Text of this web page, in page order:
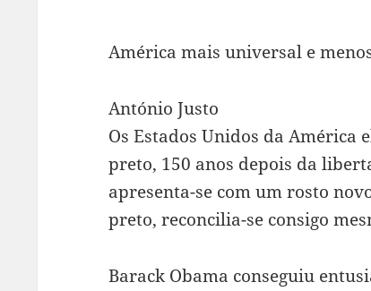
América mais universal e
António Justo
Os Estados Unidos da
preto, 150 anos depois da
apresenta-se com um rosto
preto, reconcilia-se consigo
Barack Obama conseguiu